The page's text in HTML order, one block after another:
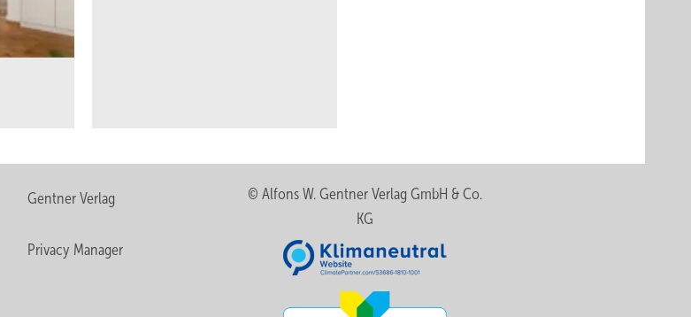
Gentner Verlag
Privacy Manager
© Alfons W. Gentner Verlag GmbH & Co.
KG